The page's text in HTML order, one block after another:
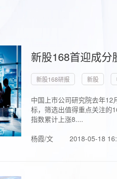
新股168首迎成
新股168研报 新股
中国上市公司研究院去年
标，筛选出值得重点关注的
指数累计上涨8....
杨霞/文
2018-05-18